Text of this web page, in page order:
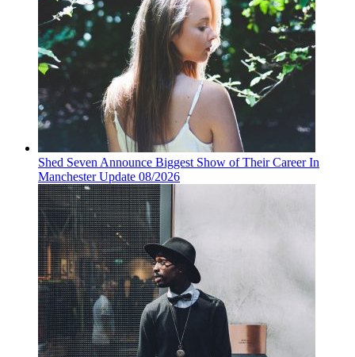
Shed Seven Announce Biggest Show of Their Career In
Manchester Update 08/2026